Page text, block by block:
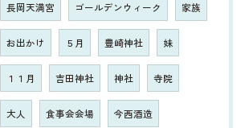
長岡天満宮 ゴールデンウィーク 家族
お出かけ ５月 豊崎神社 妹
１１月 吉田神社 神社 寺院
大人 食事会会場 今西酒造